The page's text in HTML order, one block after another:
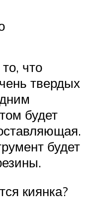
что
твердых
будет
будет
киянка?